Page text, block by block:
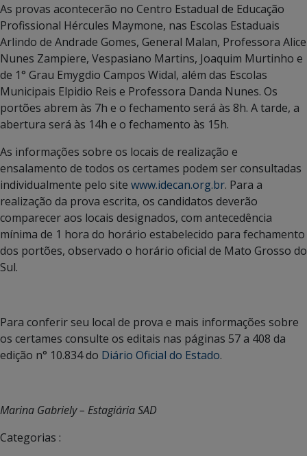
As provas acontecerão no Centro Estadual de Educação
Profissional Hércules Maymone, nas Escolas Estaduais
Arlindo de Andrade Gomes, General Malan, Professora Alice
Nunes Zampiere, Vespasiano Martins, Joaquim Murtinho e
de 1° Grau Emygdio Campos Widal, além das Escolas
Municipais Elpidio Reis e Professora Danda Nunes. Os
portões abrem às 7h e o fechamento será às 8h. A tarde, a
abertura será às 14h e o fechamento às 15h.
As informações sobre os locais de realização e
ensalamento de todos os certames podem ser consultadas
individualmente pelo site www.idecan.org.br. Para a
realização da prova escrita, os candidatos deverão
comparecer aos locais designados, com antecedência
mínima de 1 hora do horário estabelecido para fechamento
dos portões, observado o horário oficial de Mato Grosso do
Sul.
Para conferir seu local de prova e mais informações sobre
os certames consulte os editais nas páginas 57 a 408 da
edição n° 10.834 do Diário Oficial do Estado.
Marina Gabriely – Estagiária SAD
Categorias :